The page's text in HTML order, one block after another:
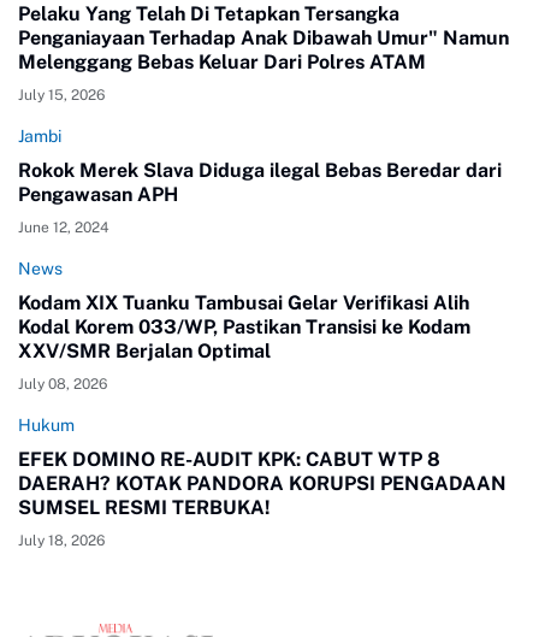
Pelaku Yang Telah Di Tetapkan Tersangka
Penganiayaan Terhadap Anak Dibawah Umur" Namun
Melenggang Bebas Keluar Dari Polres ATAM
July 15, 2026
Jambi
Rokok Merek Slava Diduga ilegal Bebas Beredar dari
Pengawasan APH
June 12, 2024
News
Kodam XIX Tuanku Tambusai Gelar Verifikasi Alih
Kodal Korem 033/WP, Pastikan Transisi ke Kodam
XXV/SMR Berjalan Optimal
July 08, 2026
Hukum
EFEK DOMINO RE-AUDIT KPK: CABUT WTP 8
DAERAH? KOTAK PANDORA KORUPSI PENGADAAN
SUMSEL RESMI TERBUKA!
July 18, 2026